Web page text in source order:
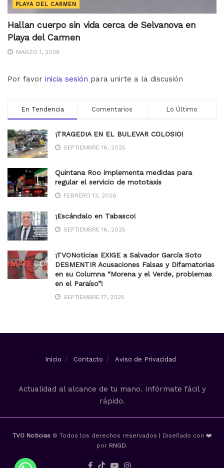
PLAYA DEL CARMEN
Hallan cuerpo sin vida cerca de Selvanova en
Playa del Carmen
MARZO 1, 2026
Por favor inicia sesión para unirte a la discusión
En Tendencia Comentarios Lo Último
¡TRAGEDIA EN EL BULEVAR COLOSIO!
SEPTIEMBRE 16, 2025
Quintana Roo implementa medidas para
regular el servicio de mototaxis
FEBRERO 13, 2026
¡Escándalo en Tabasco!
SEPTIEMBRE 16, 2025
¡TVONoticias EXIGE a Salvador García Soto
DESMENTIR Acusaciones Falsas y Difamatorias
en su Columna “Morena y el Verde, problemas
en el Paraíso”!
SEPTIEMBRE 17, 2025
Inicio Contacto Aviso de Privacidad
Actualidad al alcance de tu mano. Infórmate fácil y
rápido.
TVO Noticias © Todos los derechos reservados | Diseñado con ❤️
por RNGD.